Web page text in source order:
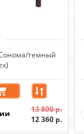
темный
13 800 р.
12 360 р.